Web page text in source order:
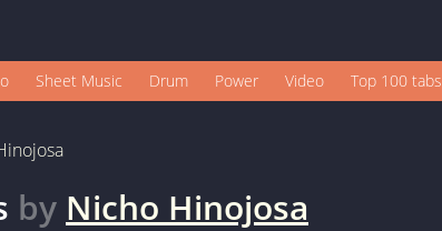
Sheet Music Drum Power Video Top 100 tabs
by Nicho Hinojosa